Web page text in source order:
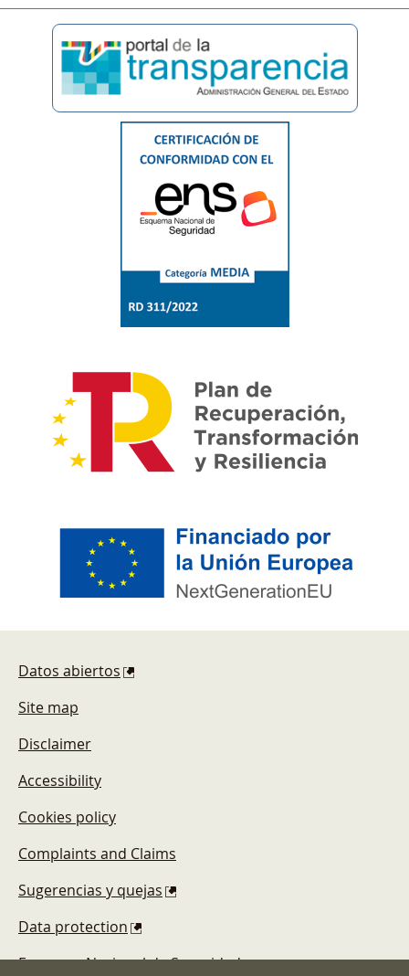
Datos abiertos
Site map
Disclaimer
Accessibility
Cookies policy
Complaints and Claims
Sugerencias y quejas
Data protection
Esquema Nacional de Seguridad